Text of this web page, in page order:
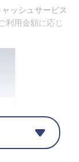
ッシュサービス
利用金額に応じ